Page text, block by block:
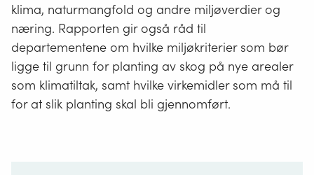
klima, naturmangfold og andre miljøverdier og
næring. Rapporten gir også råd til
departementene om hvilke miljøkriterier som bør
ligge til grunn for planting av skog på nye arealer
som klimatiltak, samt hvilke virkemidler som må til
for at slik planting skal bli gjennomført.